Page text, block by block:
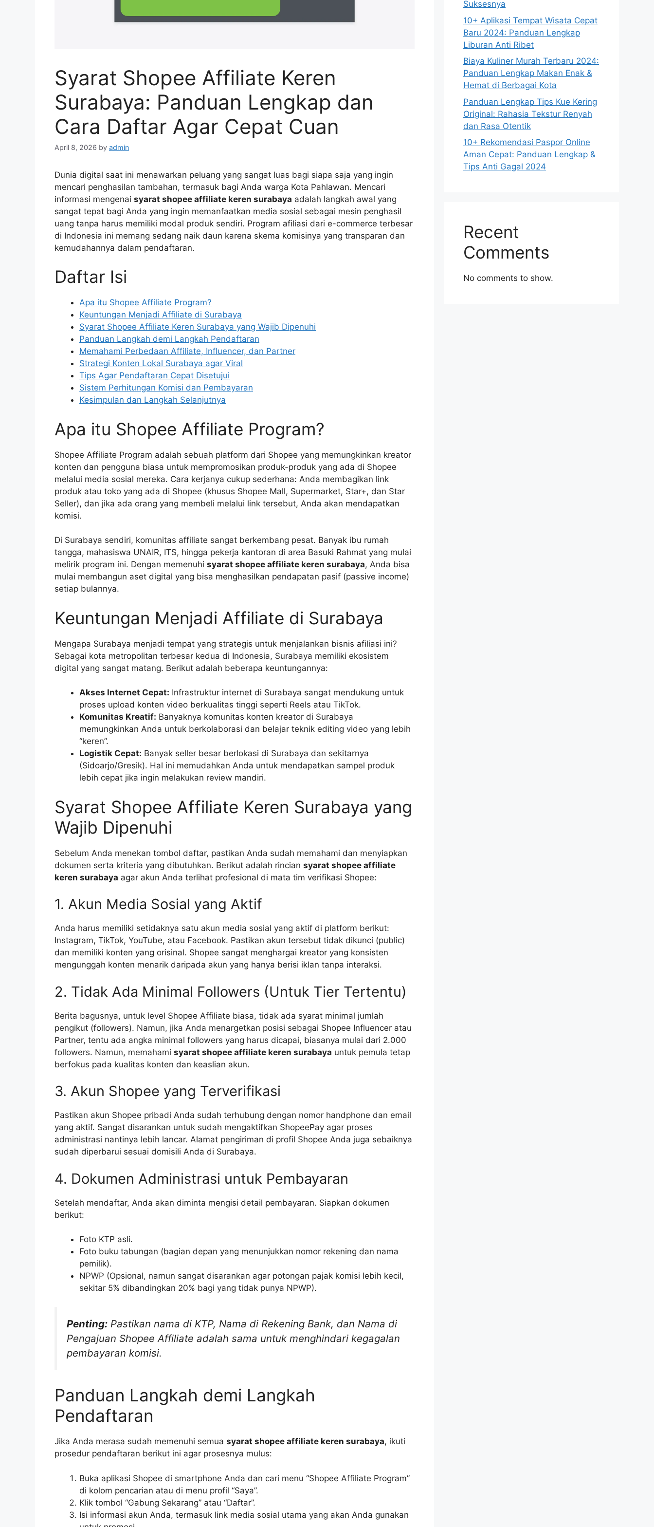
Syarat Shopee Affiliate Keren
Surabaya: Panduan Lengkap dan
Cara Daftar Agar Cepat Cuan
April 8, 2026 by admin
Dunia digital saat ini menawarkan peluang yang sangat luas bagi siapa saja yang ingin
mencari penghasilan tambahan, termasuk bagi Anda warga Kota Pahlawan. Mencari
informasi mengenai syarat shopee affiliate keren surabaya adalah langkah awal yang
sangat tepat bagi Anda yang ingin memanfaatkan media sosial sebagai mesin penghasil
uang tanpa harus memiliki modal produk sendiri. Program afiliasi dari e-commerce terbesar
di Indonesia ini memang sedang naik daun karena skema komisinya yang transparan dan
kemudahannya dalam pendaftaran.
Daftar Isi
Apa itu Shopee Affiliate Program?
Keuntungan Menjadi Affiliate di Surabaya
Syarat Shopee Affiliate Keren Surabaya yang Wajib Dipenuhi
Panduan Langkah demi Langkah Pendaftaran
Memahami Perbedaan Affiliate, Influencer, dan Partner
Strategi Konten Lokal Surabaya agar Viral
Tips Agar Pendaftaran Cepat Disetujui
Sistem Perhitungan Komisi dan Pembayaran
Kesimpulan dan Langkah Selanjutnya
Apa itu Shopee Affiliate Program?
Shopee Affiliate Program adalah sebuah platform dari Shopee yang memungkinkan kreator
konten dan pengguna biasa untuk mempromosikan produk-produk yang ada di Shopee
melalui media sosial mereka. Cara kerjanya cukup sederhana: Anda membagikan link
produk atau toko yang ada di Shopee (khusus Shopee Mall, Supermarket, Star+, dan Star
Seller), dan jika ada orang yang membeli melalui link tersebut, Anda akan mendapatkan
komisi.
Di Surabaya sendiri, komunitas affiliate sangat berkembang pesat. Banyak ibu rumah
tangga, mahasiswa UNAIR, ITS, hingga pekerja kantoran di area Basuki Rahmat yang mulai
melirik program ini. Dengan memenuhi syarat shopee affiliate keren surabaya, Anda bisa
mulai membangun aset digital yang bisa menghasilkan pendapatan pasif (passive income)
setiap bulannya.
Keuntungan Menjadi Affiliate di Surabaya
Mengapa Surabaya menjadi tempat yang strategis untuk menjalankan bisnis afiliasi ini?
Sebagai kota metropolitan terbesar kedua di Indonesia, Surabaya memiliki ekosistem
digital yang sangat matang. Berikut adalah beberapa keuntungannya:
Akses Internet Cepat: Infrastruktur internet di Surabaya sangat mendukung untuk
proses upload konten video berkualitas tinggi seperti Reels atau TikTok.
Komunitas Kreatif: Banyaknya komunitas konten kreator di Surabaya
memungkinkan Anda untuk berkolaborasi dan belajar teknik editing video yang lebih
“keren”.
Logistik Cepat: Banyak seller besar berlokasi di Surabaya dan sekitarnya
(Sidoarjo/Gresik). Hal ini memudahkan Anda untuk mendapatkan sampel produk
lebih cepat jika ingin melakukan review mandiri.
Syarat Shopee Affiliate Keren Surabaya yang
Wajib Dipenuhi
Sebelum Anda menekan tombol daftar, pastikan Anda sudah memahami dan menyiapkan
dokumen serta kriteria yang dibutuhkan. Berikut adalah rincian syarat shopee affiliate
keren surabaya agar akun Anda terlihat profesional di mata tim verifikasi Shopee:
1. Akun Media Sosial yang Aktif
Anda harus memiliki setidaknya satu akun media sosial yang aktif di platform berikut:
Instagram, TikTok, YouTube, atau Facebook. Pastikan akun tersebut tidak dikunci (public)
dan memiliki konten yang orisinal. Shopee sangat menghargai kreator yang konsisten
mengunggah konten menarik daripada akun yang hanya berisi iklan tanpa interaksi.
2. Tidak Ada Minimal Followers (Untuk Tier Tertentu)
Berita bagusnya, untuk level Shopee Affiliate biasa, tidak ada syarat minimal jumlah
pengikut (followers). Namun, jika Anda menargetkan posisi sebagai Shopee Influencer atau
Partner, tentu ada angka minimal followers yang harus dicapai, biasanya mulai dari 2.000
followers. Namun, memahami syarat shopee affiliate keren surabaya untuk pemula tetap
berfokus pada kualitas konten dan keaslian akun.
3. Akun Shopee yang Terverifikasi
Pastikan akun Shopee pribadi Anda sudah terhubung dengan nomor handphone dan email
yang aktif. Sangat disarankan untuk sudah mengaktifkan ShopeePay agar proses
administrasi nantinya lebih lancar. Alamat pengiriman di profil Shopee Anda juga sebaiknya
sudah diperbarui sesuai domisili Anda di Surabaya.
4. Dokumen Administrasi untuk Pembayaran
Setelah mendaftar, Anda akan diminta mengisi detail pembayaran. Siapkan dokumen
berikut:
Foto KTP asli.
Foto buku tabungan (bagian depan yang menunjukkan nomor rekening dan nama
pemilik).
NPWP (Opsional, namun sangat disarankan agar potongan pajak komisi lebih kecil,
sekitar 5% dibandingkan 20% bagi yang tidak punya NPWP).
Penting: Pastikan nama di KTP, Nama di Rekening Bank, dan Nama di
Pengajuan Shopee Affiliate adalah sama untuk menghindari kegagalan
pembayaran komisi.
Panduan Langkah demi Langkah
Pendaftaran
Jika Anda merasa sudah memenuhi semua syarat shopee affiliate keren surabaya, ikuti
prosedur pendaftaran berikut ini agar prosesnya mulus:
Buka aplikasi Shopee di smartphone Anda dan cari menu “Shopee Affiliate Program”
di kolom pencarian atau di menu profil “Saya”.
Klik tombol “Gabung Sekarang” atau “Daftar”.
Isi informasi akun Anda, termasuk link media sosial utama yang akan Anda gunakan
Suksesnya
10+ Aplikasi Tempat Wisata Cepat
Baru 2024: Panduan Lengkap
Liburan Anti Ribet
Biaya Kuliner Murah Terbaru 2024:
Panduan Lengkap Makan Enak &
Hemat di Berbagai Kota
Panduan Lengkap Tips Kue Kering
Original: Rahasia Tekstur Renyah
dan Rasa Otentik
10+ Rekomendasi Paspor Online
Aman Cepat: Panduan Lengkap &
Tips Anti Gagal 2024
Recent
Comments
No comments to show.